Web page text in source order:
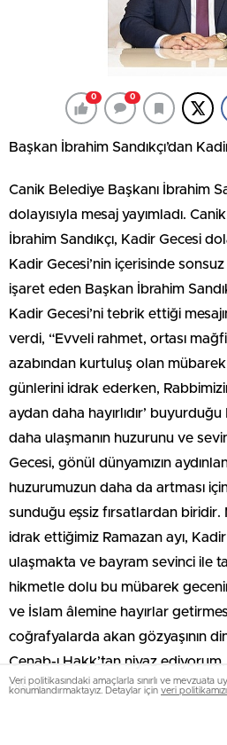
0 0
Başkan İbrahim Sandıkçı’dan
Canik Belediye Başkanı İbrahim
dolayısıyla mesaj yayımladı.
İbrahim Sandıkçı, Kadir Gecesi
Kadir Gecesi’nin içerisinde sonsuz
işaret eden Başkan İbrahim
Kadir Gecesi’ni tebrik ettiği
verdi, “Evveli rahmet, ortası
azabından kurtuluş olan mübarek
günlerini idrak ederken, Rabbimizin
aydan daha hayırlıdır’
daha ulaşmanın huzurunu ve
Gecesi, gönül dünyamızın
huzurumuzun daha da artması
sunduğu eşsiz fırsatlardan
idrak ettiğimiz Ramazan ayı,
ulaşmakta ve bayram sevinci ile
hikmetle dolu bu mübarek
ve İslam âlemine hayırlar
coğrafyalarda akan gözyaşının
Cenab-ı Hakk’tan niyaz
olsun
Veri politikasındaki amaçlarla sınırlı ve mevzuata
konumlandırmaktayız. Detaylar için veri politikamızı